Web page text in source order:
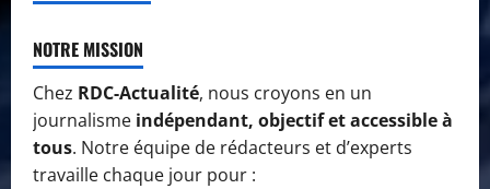
NOTRE MISSION
Chez RDC-Actualité, nous croyons en un
journalisme indépendant, objectif et accessible à
tous. Notre équipe de rédacteurs et d’experts
travaille chaque jour pour :